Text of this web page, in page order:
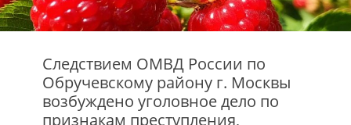
Следствием ОМВД России по
Обручевскому району г. Москвы
возбуждено уголовное дело по
признакам преступления,